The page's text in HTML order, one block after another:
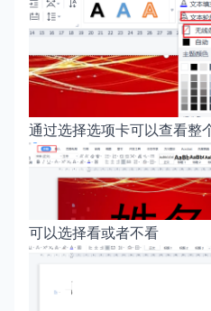
通过选择选项卡可以查看整
可以选择看或者不看